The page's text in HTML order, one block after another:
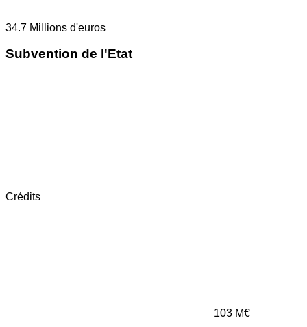
34.7 Millions d'euros
Subvention de l'Etat
Crédits
103 M€